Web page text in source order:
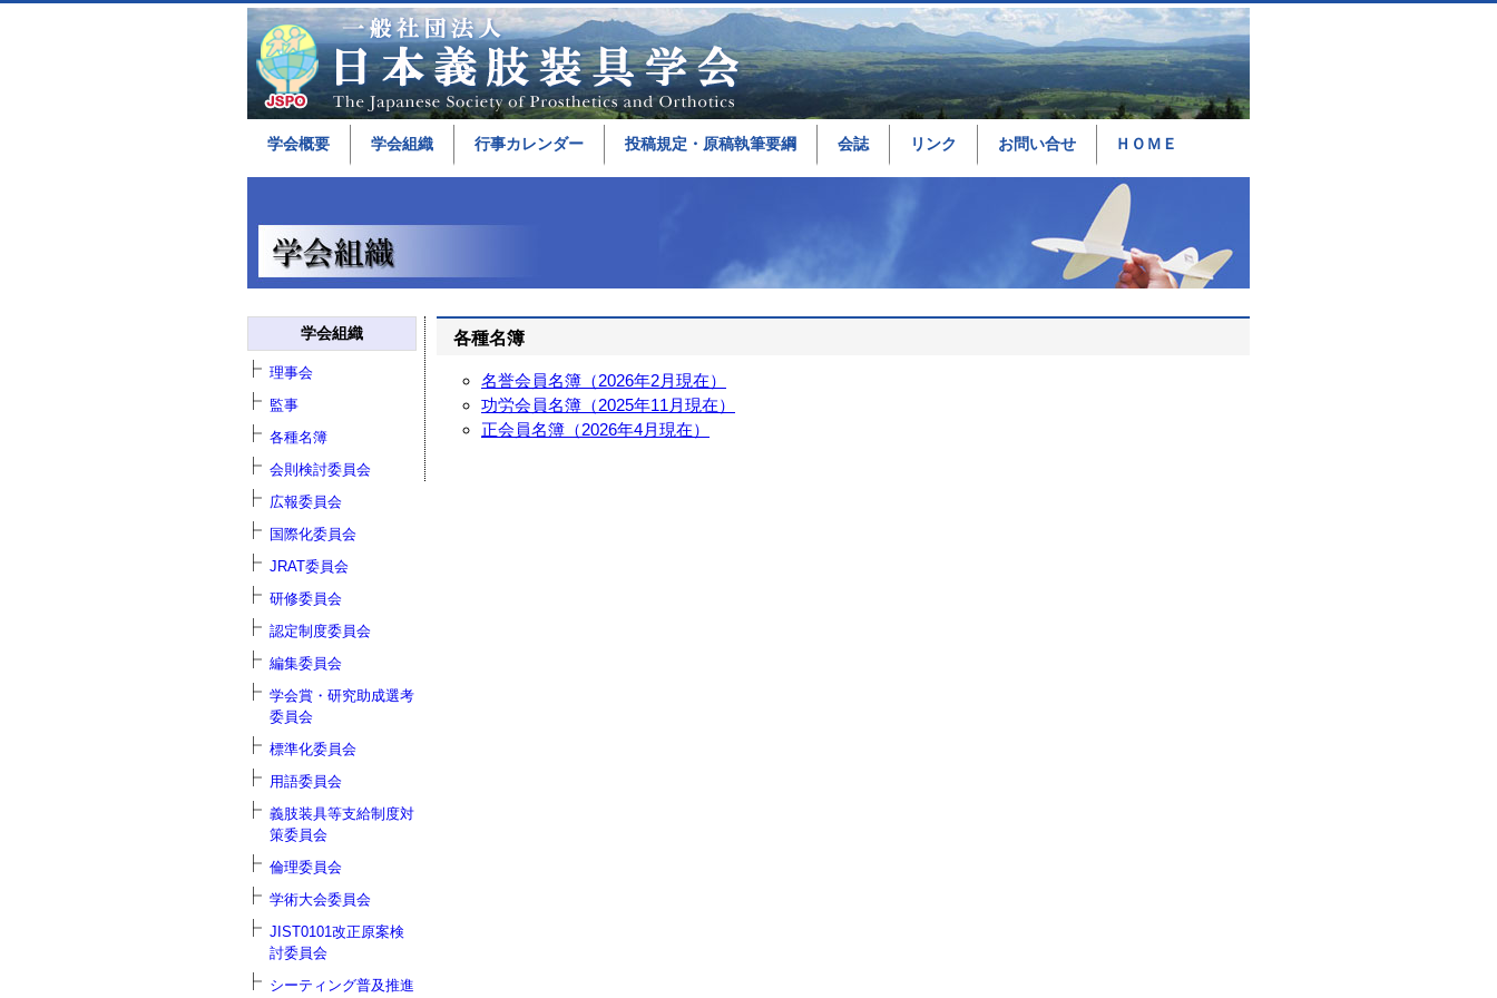
学会概要 学会組織 行事カレンダー 投稿規定・原稿執筆要綱 会誌 リンク お問い合せ ＨＯＭＥ
学会組織
理事会
監事
各種名簿
会則検討委員会
広報委員会
国際化委員会
JRAT委員会
研修委員会
認定制度委員会
編集委員会
学会賞・研究助成選考
委員会
標準化委員会
用語委員会
義肢装具等支給制度対
策委員会
倫理委員会
学術大会委員会
JIST0101改正原案検
討委員会
シーティング普及推進
各種名簿
名誉会員名簿（2026年2月現在）
功労会員名簿（2025年11月現在）
正会員名簿（2026年4月現在）